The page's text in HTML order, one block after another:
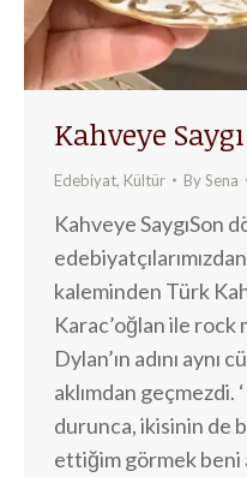
Kahveye Saygı
Edebiyat, Kültür BySena
Kahveye SaygıSon
kaleminden Türk
Karac’oğlan ile
Dylan’ın adını aynı
aklımdan geçmezdi.
durunca, ikisinin de
ettiğim görmek beni